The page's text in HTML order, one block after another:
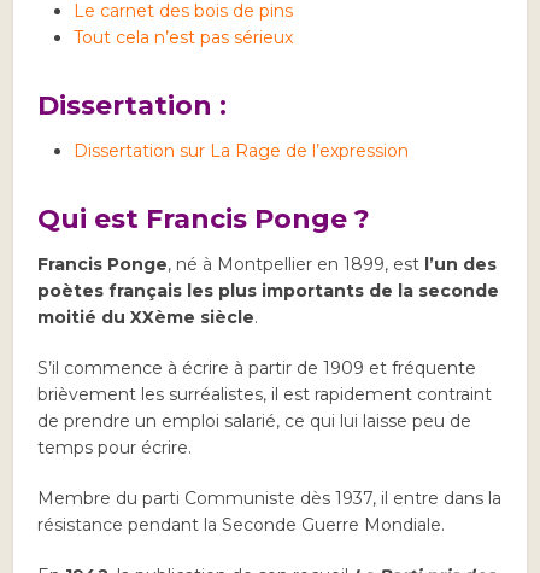
Le carnet des bois de pins
Tout cela n’est pas sérieux
Dissertation :
Dissertation sur La Rage de l’expression
Qui est Francis Ponge ?
Francis Ponge, né à Montpellier en 1899, est l’un des
poètes français les plus importants de la seconde
moitié du XXème siècle.
S’il commence à écrire à partir de 1909 et fréquente
brièvement les surréalistes, il est rapidement contraint
de prendre un emploi salarié, ce qui lui laisse peu de
temps pour écrire.
Membre du parti Communiste dès 1937, il entre dans la
résistance pendant la Seconde Guerre Mondiale.